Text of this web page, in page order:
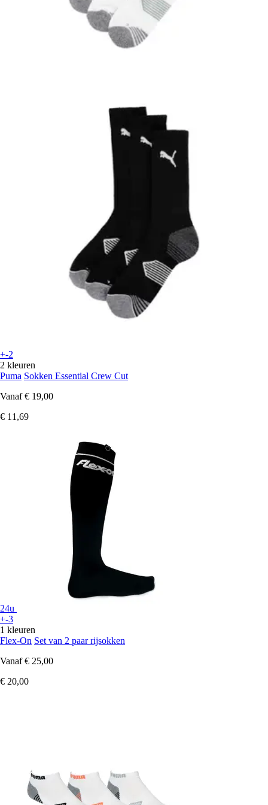
+-2
2 kleuren
Puma Sokken Essential Crew Cut
Vanaf € 19,00
€ 11,69
24u
+-3
1 kleuren
Flex-On Set van 2 paar rijsokken
Vanaf € 25,00
€ 20,00